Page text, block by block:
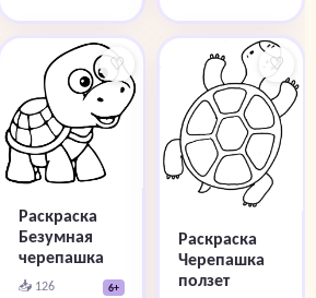
♡
Раскраска
Безумная
черепашка
📥 126 6+
♡
Раскраска
Черепашка
ползет